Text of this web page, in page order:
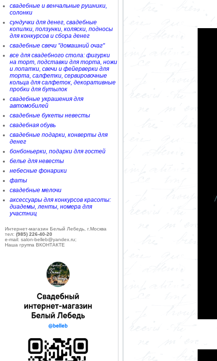
свадебные и венчальные рушники,
солонки
сундучки для денег, свадебные
копилки, ползунки, коляски, подносы
для конкурсов и сбора денег
свадебные свечи "домашний очаг"
все для свадебного стола: фигурки
на торт, подставки для торта, ножи
и лопатки, свечи и фейерверки для
торта, салфетки, сервировочные
кольца для салфеток, декоративные
пробки для бутылок
свадебные украшения для
автомобилей
свадебные букеты невесты
свадебная обувь
свадебные подарки, конверты для
денег
бонбоньерки, подарки для гостей
белье для невесты
небесные фонарики
фаты
свадебные мелочи
аксессуары для конкурсов красоты:
диадемы, ленты, номера для
участниц
Интернет-магазин Белый Лебедь, г.Москва
тел: (985) 226-40-20
e-mail: salon-belleb@yandex.ru;
Наша группа ВКОНТАКТЕ